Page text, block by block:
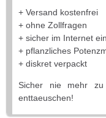
+ Versand kostenfrei
+ ohne Zollfragen
+ sicher im Internet
+ pflanzliches
+ diskret verpackt
Sicher nie mehr
enttaeuschen!